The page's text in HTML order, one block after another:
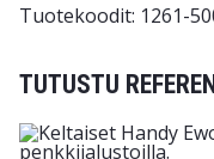
Tuotekoodit: 1261-
TUTUSTU